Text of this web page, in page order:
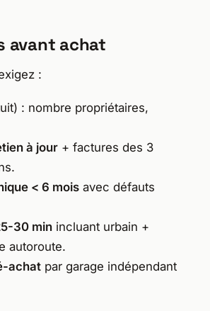
avant achat
:
: nombre propriétaires,
à jour + factures des 3
< 6 mois avec défauts
30 min incluant urbain +
autoroute.
achat par garage indépendant